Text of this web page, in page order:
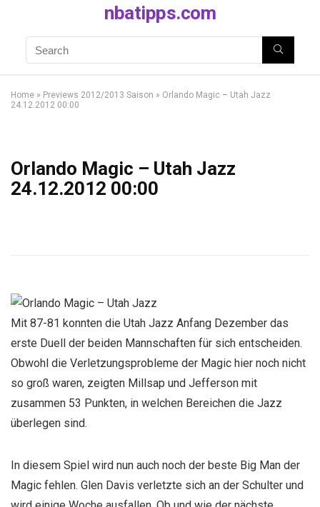
nbatipps.com
Home » Previews 2012/2013 Saison » Orlando Magic – Utah Jazz
24.12.2012 00:00
Orlando Magic – Utah Jazz
24.12.2012 00:00
Mit 87-81 konnten die Utah Jazz Anfang Dezember das
erste Duell der beiden Mannschaften für sich entscheiden.
Obwohl die Verletzungsprobleme der Magic hier noch nicht
so groß waren, zeigten Millsap und Jefferson mit
zusammen 53 Punkten, in welchen Bereichen die Jazz
überlegen sind.
In diesem Spiel wird nun auch noch der beste Big Man der
Magic fehlen. Glen Davis verletzte sich an der Schulter und